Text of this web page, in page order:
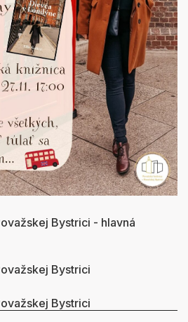
Bystrici - hlavná
Bystrici
Bystrici